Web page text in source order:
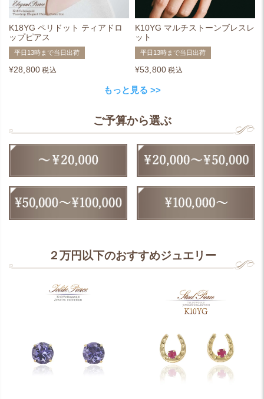
K18YG ペリドット ティアドロ
ップピアス
平日13時まで当日出荷
¥28,800 税込
K10YG マルチストーンブレスレ
ット
平日13時まで当日出荷
¥53,800 税込
もっと見る >>
ご予算から選ぶ
２万円以下のおすすめジュエリー